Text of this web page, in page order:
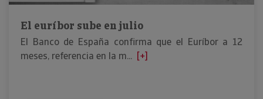
El euríbor sube en julio
El Banco de España confirma que el Euríbor a 12
meses, referencia en la m... [+]